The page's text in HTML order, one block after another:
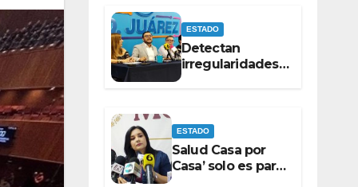
ESTADO
Detectan
irregularidades
en la renta de 8
a los 100
millones de
pesos: Ramón
Galindo.
ESTADO
Salud Casa por
Casa’ solo es para
derechohabientes